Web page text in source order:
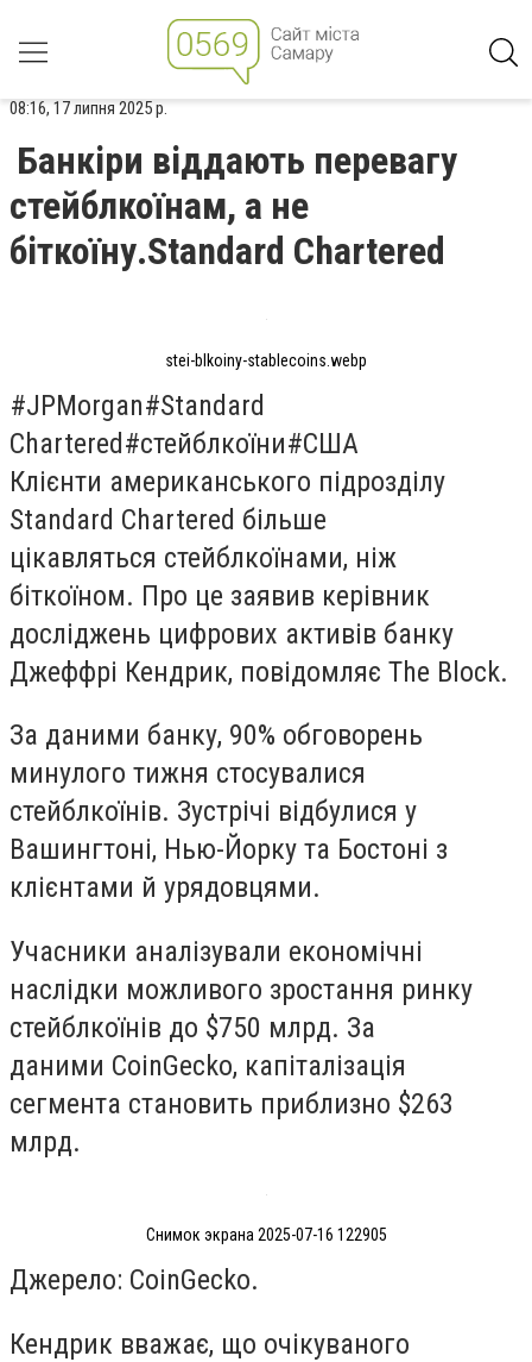
08:16, 17 липня 2025 р.
Банкіри віддають перевагу
стейблкоїнам, а не
біткоїну.Standard Chartered
stei-blkoiny-stablecoins.webp
#JPMorgan#Standard
Chartered#стейблкоїни#США
Клієнти американського підрозділу
Standard Chartered більше
цікавляться стейблкоїнами, ніж
біткоїном. Про це заявив керівник
досліджень цифрових активів банку
Джеффрі Кендрик, повідомляє The Block.
За даними банку, 90% обговорень
минулого тижня стосувалися
стейблкоїнів. Зустрічі відбулися у
Вашингтоні, Нью-Йорку та Бостоні з
клієнтами й урядовцями.
Учасники аналізували економічні
наслідки можливого зростання ринку
стейблкоїнів до $750 млрд. За
даними CoinGecko, капіталізація
сегмента становить приблизно $263
млрд.
Снимок экрана 2025-07-16 122905
Джерело: CoinGecko.
Кендрик вважає, що очікуваного